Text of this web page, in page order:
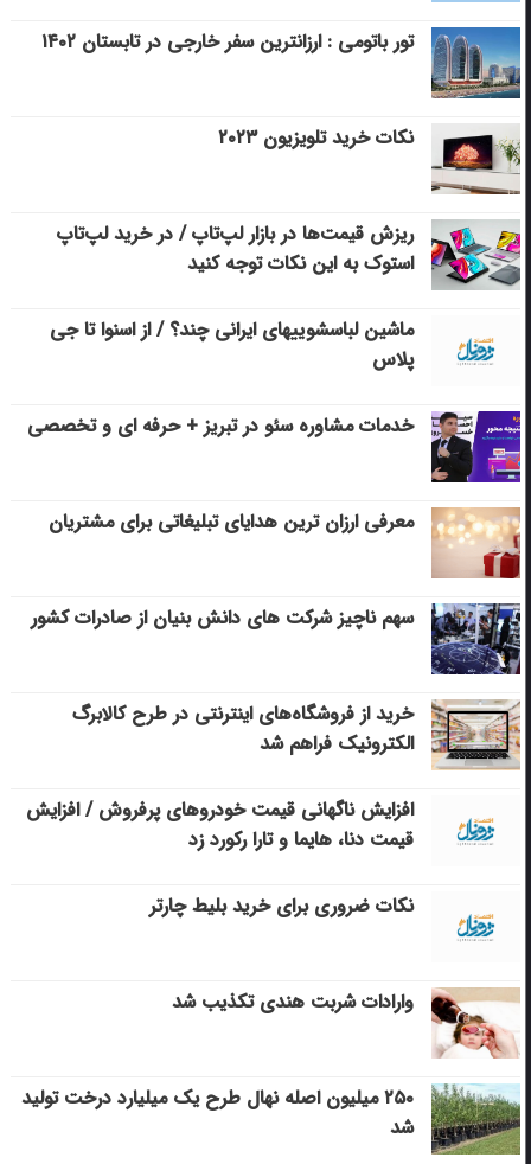
تور باتومی : ارزانترین سفر خارجی در تابستان ۱۴۰۲
نکات خرید تلویزیون ۲۰۲۳
ریزش قیمت‌ها در بازار لپ‌تاپ / در خرید لپ‌تاپ
استوک به این نکات توجه کنید
ماشین لباسشویی‎های ایرانی چند؟ / از اسنوا تا جی
پلاس
خدمات مشاوره سئو در تبریز + حرفه ای و تخصصی
معرفی ارزان ترین هدایای تبلیغاتی برای مشتریان
سهم ناچیز شرکت های دانش بنیان از صادرات کشور
خرید از فروشگاه‌های اینترنتی در طرح کالابرگ
الکترونیک فراهم شد
افزایش ناگهانی قیمت خودروهای پرفروش / افزایش
قیمت دنا، هایما و تارا رکورد زد
نکات ضروری برای خرید بلیط چارتر
وارادات شربت هندی تکذیب شد
۲۵۰ میلیون اصله نهال طرح یک میلیارد درخت تولید
شد